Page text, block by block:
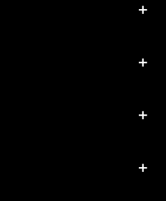
+
+
+
+